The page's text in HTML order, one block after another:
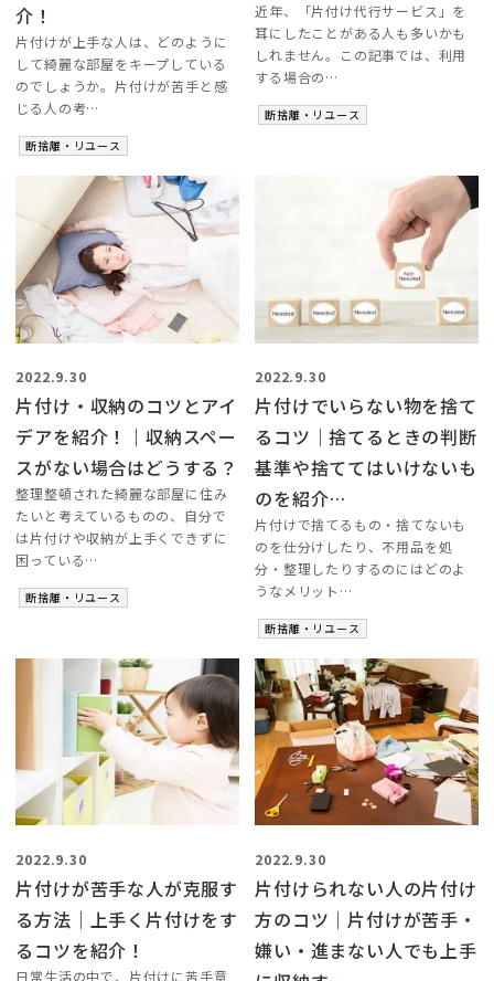
介！
片付けが上手な人は、どのように
して綺麗な部屋をキープしている
のでしょうか。片付けが苦手と感
じる人の考…
断捨離・リユース
近年、「片付け代行サービス」を
耳にしたことがある人も多いかも
しれません。この記事では、利用
する場合の…
断捨離・リユース
2022.9.30
片付け・収納のコツとアイ
デアを紹介！｜収納スペー
スがない場合はどうする？
整理整頓された綺麗な部屋に住み
たいと考えているものの、自分で
は片付けや収納が上手くできずに
困っている…
断捨離・リユース
2022.9.30
片付けでいらない物を捨て
るコツ｜捨てるときの判断
基準や捨ててはいけないも
のを紹介…
片付けで捨てるもの・捨てないも
のを仕分けしたり、不用品を処
分・整理したりするのにはどのよ
うなメリット…
断捨離・リユース
2022.9.30
片付けが苦手な人が克服す
る方法｜上手く片付けをす
るコツを紹介！
日常生活の中で、片付けに苦手意
2022.9.30
片付けられない人の片付け
方のコツ｜片付けが苦手・
嫌い・進まない人でも上手